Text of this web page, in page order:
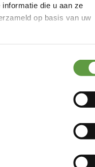
die u aan ze
op basis van uw